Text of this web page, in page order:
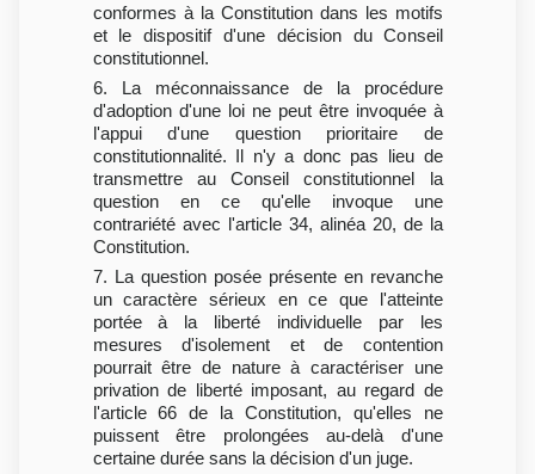
conformes à la Constitution dans les motifs
et le dispositif d'une décision du Conseil
constitutionnel.
6. La méconnaissance de la procédure
d'adoption d'une loi ne peut être invoquée à
l'appui d'une question prioritaire de
constitutionnalité. Il n'y a donc pas lieu de
transmettre au Conseil constitutionnel la
question en ce qu'elle invoque une
contrariété avec l'article 34, alinéa 20, de la
Constitution.
7. La question posée présente en revanche
un caractère sérieux en ce que l'atteinte
portée à la liberté individuelle par les
mesures d'isolement et de contention
pourrait être de nature à caractériser une
privation de liberté imposant, au regard de
l'article 66 de la Constitution, qu'elles ne
puissent être prolongées au-delà d'une
certaine durée sans la décision d'un juge.